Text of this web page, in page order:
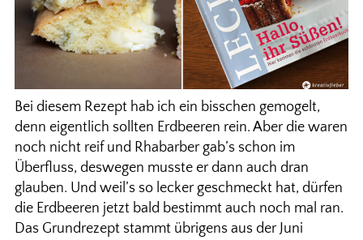
Bei diesem Rezept hab ich ein bisschen gemogelt,
denn eigentlich sollten Erdbeeren rein. Aber die waren
noch nicht reif und Rhabarber gab’s schon im
Überfluss, deswegen musste er dann auch dran
glauben. Und weil’s so lecker geschmeckt hat, dürfen
die Erdbeeren jetzt bald bestimmt auch noch mal ran.
Das Grundrezept stammt übrigens aus der Juni